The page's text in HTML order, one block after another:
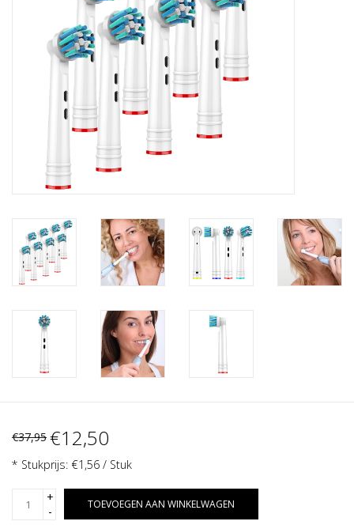
€37,95 €12,50
* Stukprijs: €1,56 / Stuk
+
-
TOEVOEGEN AAN WINKELWAGEN